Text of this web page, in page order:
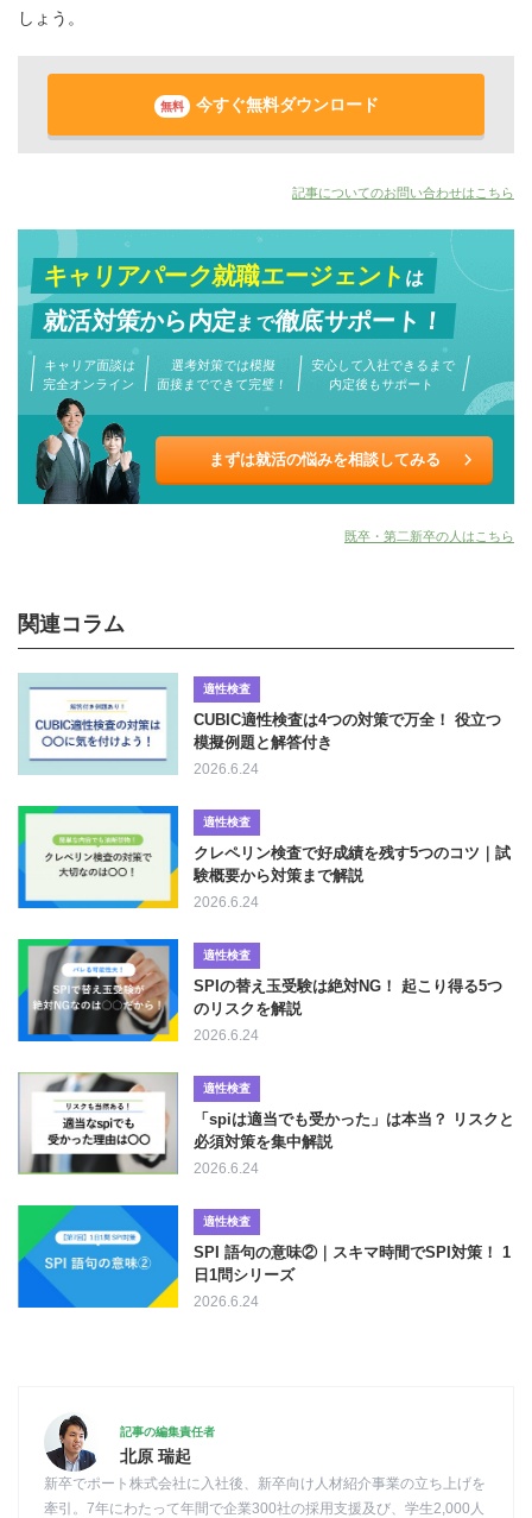
しょう。
無料 今すぐ無料ダウンロード
記事についてのお問い合わせはこちら
キャリアパーク就職エージェントは
就活対策から内定まで徹底サポート！
キャリア面談は
完全オンライン
選考対策では模擬
面接までできて完璧！
安心して入社できるまで
内定後もサポート
まずは就活の悩みを相談してみる
既卒・第二新卒の人はこちら
関連コラム
適性検査
CUBIC適性検査は4つの対策で万全！ 役立つ
模擬例題と解答付き
2026.6.24
適性検査
クレペリン検査で好成績を残す5つのコツ｜試
験概要から対策まで解説
2026.6.24
適性検査
SPIの替え玉受験は絶対NG！ 起こり得る5つ
のリスクを解説
2026.6.24
適性検査
「spiは適当でも受かった」は本当？ リスクと
必須対策を集中解説
2026.6.24
適性検査
SPI 語句の意味②｜スキマ時間でSPI対策！ 1
日1問シリーズ
2026.6.24
記事の編集責任者
北原 瑞起
新卒でポート株式会社に入社後、新卒向け人材紹介事業の立ち上げを
牽引。7年にわたって年間で企業300社の採用支援及び、学生2,000人